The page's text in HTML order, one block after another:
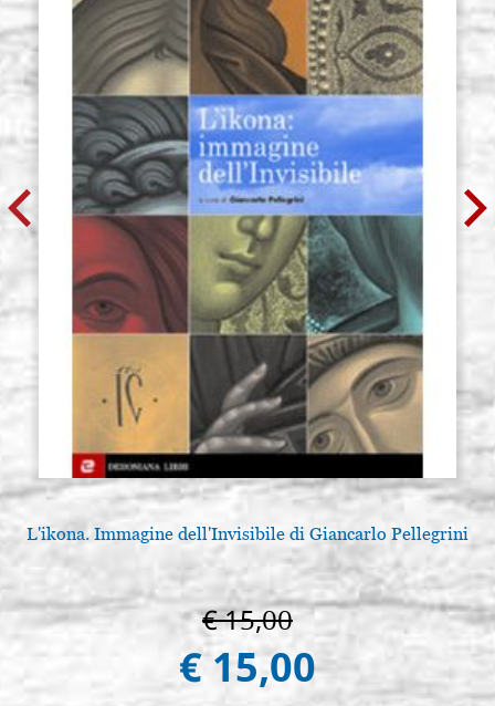
L'ikona. Immagine dell'Invisibile di Giancarlo Pellegrini
€ 15,00
€ 15,00